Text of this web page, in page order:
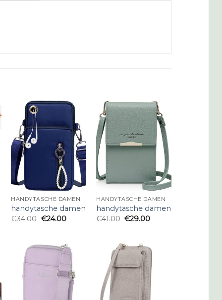
HANDYTASCHE DAMEN
handytasche damen
€34.00 €24.00
HANDYTASCHE DAMEN
handytasche damen
€41.00 €29.00